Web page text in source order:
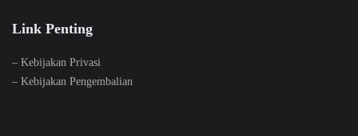
Link Penting
– Kebijakan Privasi
– Kebijakan Pengembalian